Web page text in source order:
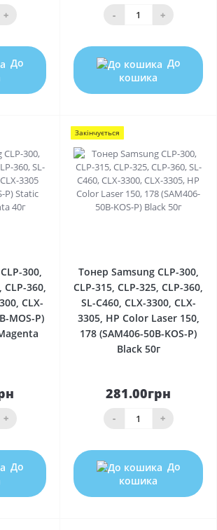
+
До
- +
До
кошика
300,
360,
CLX-
MOS-P)
+
До
Закінчується
Тонер Samsung CLP-300,
CLP-315, CLP-325, CLP-360,
SL-C460, CLX-3300, CLX-
3305, HP Color Laser 150,
178 (SAM406-50B-KOS-P)
Black 50г
281.00грн
- +
До
кошика